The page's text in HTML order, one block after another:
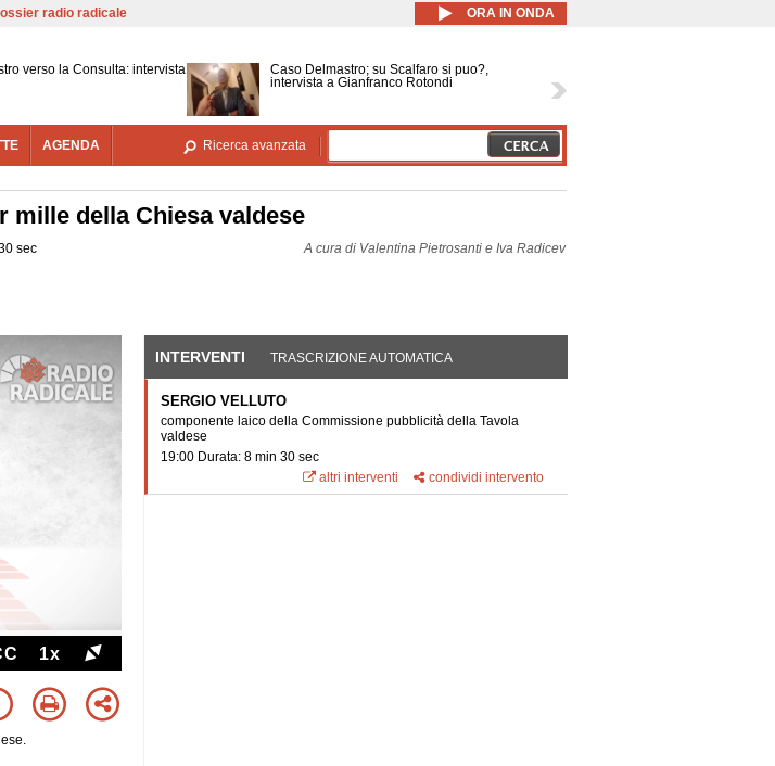
Salta al contenuto principale
radio radicale ORA IN ONDA
verso la Consulta: intervista
Caso Delmastro; su Scalfaro si puo?,
intervista a Gianfranco Rotondi
AGENDA Ricerca avanzata
mille della Chiesa valdese
sec A cura di Valentina Pietrosanti e Iva Radicev
1x
INTERVENTI (SCHEDA ATTIVA)
TRASCRIZIONE AUTOMATICA
SERGIO VELLUTO
componente laico della Commissione pubblicità della Tavola
valdese
19:00 Durata: 8 min 30 sec
altri interventi
condividi intervento